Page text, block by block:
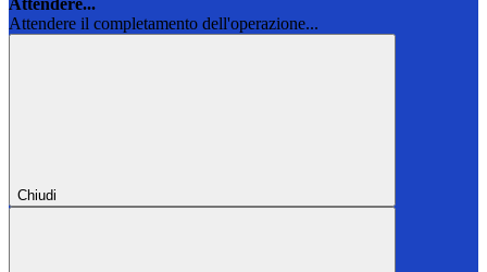
Attendere...
Attendere il completamento dell'operazione...
Chiudi